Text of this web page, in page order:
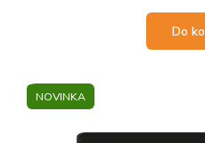
Do
NOVINKA